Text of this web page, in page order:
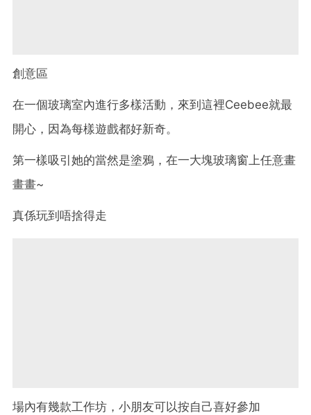
創意區
在一個玻璃室內進行多樣活動，來到這裡Ceebee就最
開心，因為每樣遊戲都好新奇。
第一樣吸引她的當然是塗鴉，在一大塊玻璃窗上任意畫
畫畫~
真係玩到唔捨得走
場內有幾款工作坊，小朋友可以按自己喜好參加